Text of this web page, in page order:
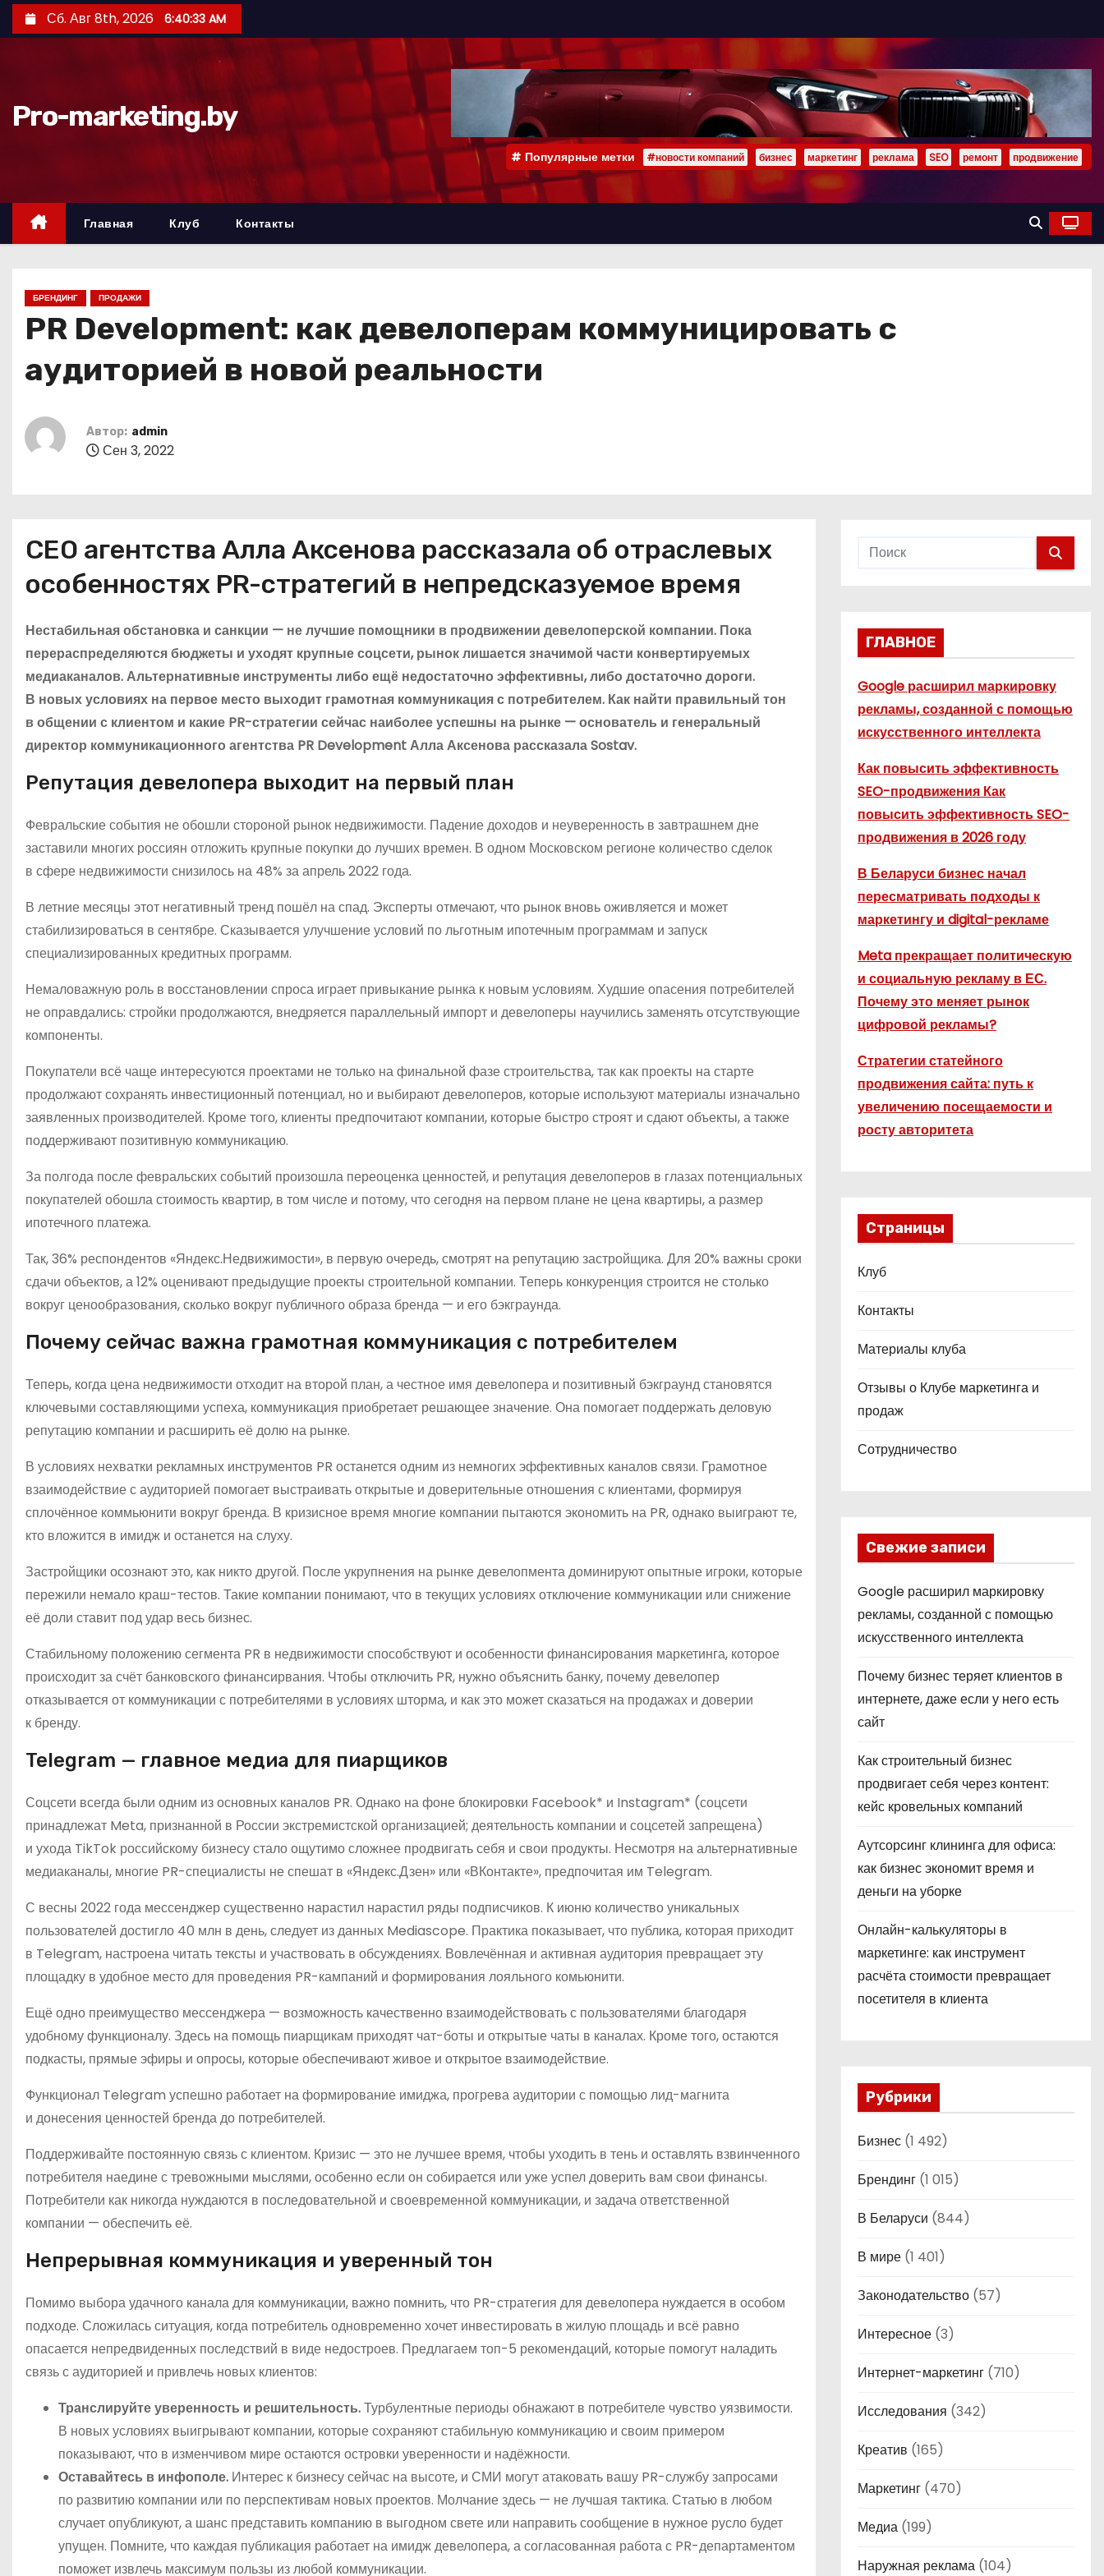
е
д
Сб. Авг 8th, 2026 6:40:34 AM
Pro-marketing.by
Популярные метки #новости компаний бизнес маркетинг реклама SEO ремонт продвижение
Главная Клуб Контакты
БРЕНДИНГ ПРОДАЖИ
PR Development: как девелоперам коммуницировать с
аудиторией в новой реальности
Автор: admin
Сен 3, 2022
CEO агентства Алла Аксенова рассказала об отраслевых
особенностях PR-стратегий в непредсказуемое время
Нестабильная обстановка и санкции — не лучшие помощники в продвижении девелоперской компании. Пока
перераспределяются бюджеты и уходят крупные соцсети, рынок лишается значимой части конвертируемых
медиаканалов. Альтернативные инструменты либо ещё недостаточно эффективны, либо достаточно дороги.
В новых условиях на первое место выходит грамотная коммуникация с потребителем. Как найти правильный тон
в общении с клиентом и какие PR-стратегии сейчас наиболее успешны на рынке — основатель и генеральный
директор коммуникационного агентства PR Development Алла Аксенова рассказала Sostav.
Репутация девелопера выходит на первый план
Февральские события не обошли стороной рынок недвижимости. Падение доходов и неуверенность в завтрашнем дне
заставили многих россиян отложить крупные покупки до лучших времен. В одном Московском регионе количество сделок
в сфере недвижимости снизилось на 48% за апрель 2022 года.
В летние месяцы этот негативный тренд пошёл на спад. Эксперты отмечают, что рынок вновь оживляется и может
стабилизироваться в сентябре. Сказывается улучшение условий по льготным ипотечным программам и запуск
специализированных кредитных программ.
Немаловажную роль в восстановлении спроса играет привыкание рынка к новым условиям. Худшие опасения потребителей
не оправдались: стройки продолжаются, внедряется параллельный импорт и девелоперы научились заменять отсутствующие
компоненты.
Покупатели всё чаще интересуются проектами не только на финальной фазе строительства, так как проекты на старте
продолжают сохранять инвестиционный потенциал, но и выбирают девелоперов, которые используют материалы изначально
заявленных производителей. Кроме того, клиенты предпочитают компании, которые быстро строят и сдают объекты, а также
поддерживают позитивную коммуникацию.
За полгода после февральских событий произошла переоценка ценностей, и репутация девелоперов в глазах потенциальных
покупателей обошла стоимость квартир, в том числе и потому, что сегодня на первом плане не цена квартиры, а размер
ипотечного платежа.
Так, 36% респондентов «Яндекс.Недвижимости», в первую очередь, смотрят на репутацию застройщика. Для 20% важны сроки
сдачи объектов, а 12% оценивают предыдущие проекты строительной компании. Теперь конкуренция строится не столько
вокруг ценообразования, сколько вокруг публичного образа бренда — и его бэкграунда.
Почему сейчас важна грамотная коммуникация с потребителем
Теперь, когда цена недвижимости отходит на второй план, а честное имя девелопера и позитивный бэкграунд становятся
ключевыми составляющими успеха, коммуникация приобретает решающее значение. Она помогает поддержать деловую
репутацию компании и расширить её долю на рынке.
В условиях нехватки рекламных инструментов PR останется одним из немногих эффективных каналов связи. Грамотное
взаимодействие с аудиторией помогает выстраивать открытые и доверительные отношения с клиентами, формируя
сплочённое коммьюнити вокруг бренда. В кризисное время многие компании пытаются экономить на PR, однако выиграют те,
кто вложится в имидж и останется на слуху.
Застройщики осознают это, как никто другой. После укрупнения на рынке девелопмента доминируют опытные игроки, которые
пережили немало краш-тестов. Такие компании понимают, что в текущих условиях отключение коммуникации или снижение
её доли ставит под удар весь бизнес.
Стабильному положению сегмента PR в недвижимости способствуют и особенности финансирования маркетинга, которое
происходит за счёт банковского финансирвания. Чтобы отключить PR, нужно объяснить банку, почему девелопер
отказывается от коммуникации с потребителями в условиях шторма, и как это может сказаться на продажах и доверии
к бренду.
Telegram — главное медиа для пиарщиков
Соцсети всегда были одним из основных каналов PR. Однако на фоне блокировки Facebook* и Instagram* (соцсети
принадлежат Meta, признанной в России экстремистской организацией; деятельность компании и соцсетей запрещена)
и ухода TikTok российскому бизнесу стало ощутимо сложнее продвигать себя и свои продукты. Несмотря на альтернативные
медиаканалы, многие PR-специалисты не спешат в «Яндекс.Дзен» или «ВКонтакте», предпочитая им Telegram.
С весны 2022 года мессенджер существенно нарастил нарастил ряды подписчиков. К июню количество уникальных
пользователей достигло 40 млн в день, следует из данных Mediascope. Практика показывает, что публика, которая приходит
в Telegram, настроена читать тексты и участвовать в обсуждениях. Вовлечённая и активная аудитория превращает эту
площадку в удобное место для проведения PR-кампаний и формирования лояльного комьюнити.
Ещё одно преимущество мессенджера — возможность качественно взаимодействовать с пользователями благодаря
удобному функционалу. Здесь на помощь пиарщикам приходят чат-боты и открытые чаты в каналах. Кроме того, остаются
подкасты, прямые эфиры и опросы, которые обеспечивают живое и открытое взаимодействие.
Функционал Telegram успешно работает на формирование имиджа, прогрева аудитории с помощью лид-магнита
и донесения ценностей бренда до потребителей.
Поддерживайте постоянную связь с клиентом. Кризис — это не лучшее время, чтобы уходить в тень и оставлять взвинченного
потребителя наедине с тревожными мыслями, особенно если он собирается или уже успел доверить вам свои финансы.
Потребители как никогда нуждаются в последовательной и своевременной коммуникации, и задача ответственной
компании — обеспечить её.
Непрерывная коммуникация и уверенный тон
Помимо выбора удачного канала для коммуникации, важно помнить, что PR-стратегия для девелопера нуждается в особом
подходе. Сложилась ситуация, когда потребитель одновременно хочет инвестировать в жилую площадь и всё равно
опасается непредвиденных последствий в виде недостроев. Предлагаем топ-5 рекомендаций, которые помогут наладить
связь с аудиторией и привлечь новых клиентов:
Транслируйте уверенность и решительность.Турбулентные периоды обнажают в потребителе чувство уязвимости.
В новых условиях выигрывают компании, которые сохраняют стабильную коммуникацию и своим примером
показывают, что в изменчивом мире остаются островки уверенности и надёжности.
Оставайтесь в инфополе. Интерес к бизнесу сейчас на высоте, и СМИ могут атаковать вашу PR-службу запросами
по развитию компании или по перспективам новых проектов. Молчание здесь — не лучшая тактика. Статью в любом
случает опубликуют, а шанс представить компанию в выгодном свете или направить сообщение в нужное русло будет
упущен. Помните, что каждая публикация работает на имидж девелопера, а согласованная работа с PR-департаментом
поможет извлечь максимум пользы из любой коммуникации.
ГЛАВНОЕ
Google расширил маркировку
рекламы, созданной с помощью
искусственного интеллекта
Как повысить эффективность
SEO-продвижения Как
повысить эффективность SEO-
продвижения в 2026 году
В Беларуси бизнес начал
пересматривать подходы к
маркетингу и digital-рекламе
Meta прекращает политическую
и социальную рекламу в ЕС.
Почему это меняет рынок
цифровой рекламы?
Стратегии статейного
продвижения сайта: путь к
увеличению посещаемости и
росту авторитета
Страницы
Клуб
Контакты
Материалы клуба
Отзывы о Клубе маркетинга и
продаж
Сотрудничество
Свежие записи
Google расширил маркировку
рекламы, созданной с помощью
искусственного интеллекта
Почему бизнес теряет клиентов в
интернете, даже если у него есть
сайт
Как строительный бизнес
продвигает себя через контент:
кейс кровельных компаний
Аутсорсинг клининга для офиса:
как бизнес экономит время и
деньги на уборке
Онлайн-калькуляторы в
маркетинге: как инструмент
расчёта стоимости превращает
посетителя в клиента
Рубрики
Бизнес (1 492)
Брендинг (1 015)
В Беларуси (844)
В мире (1 401)
Законодательство (57)
Интересное (3)
Интернет-маркетинг (710)
Исследования (342)
Креатив (165)
Маркетинг (470)
Медиа (199)
Наружная реклама (104)